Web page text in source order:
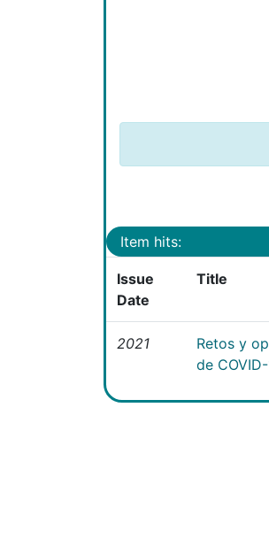
Item hits:
Issue
Date
Title
2021
Retos y
de